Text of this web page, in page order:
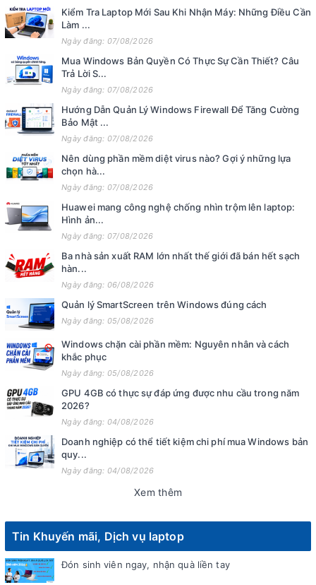
Kiểm Tra Laptop Mới Sau Khi Nhận Máy: Những Điều Cần
Làm ...
Ngày đăng: 07/08/2026
Mua Windows Bản Quyền Có Thực Sự Cần Thiết? Câu
Trả Lời S...
Ngày đăng: 07/08/2026
Hướng Dẫn Quản Lý Windows Firewall Để Tăng Cường
Bảo Mật ...
Ngày đăng: 07/08/2026
Nên dùng phần mềm diệt virus nào? Gợi ý những lựa
chọn hà...
Ngày đăng: 07/08/2026
Huawei mang công nghệ chống nhìn trộm lên laptop:
Hình ản...
Ngày đăng: 07/08/2026
Ba nhà sản xuất RAM lớn nhất thế giới đã bán hết sạch
hàn...
Ngày đăng: 06/08/2026
Quản lý SmartScreen trên Windows đúng cách
Ngày đăng: 05/08/2026
Windows chặn cài phần mềm: Nguyên nhân và cách
khắc phục
Ngày đăng: 05/08/2026
GPU 4GB có thực sự đáp ứng được nhu cầu trong năm
2026?
Ngày đăng: 04/08/2026
Doanh nghiệp có thể tiết kiệm chi phí mua Windows bản
quy...
Ngày đăng: 04/08/2026
Xem thêm
Tin Khuyến mãi, Dịch vụ laptop
Đón sinh viên ngay, nhận quà liền tay